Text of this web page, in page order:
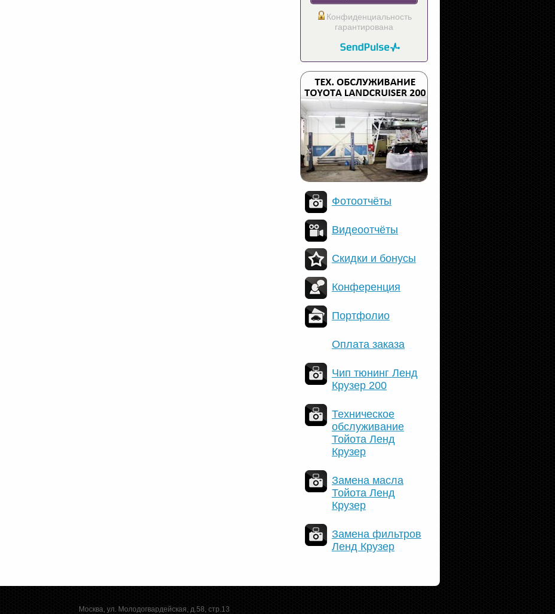
Конфиденциальность
гарантирована
Фотоотчёты
Видеоотчёты
Скидки и бонусы
Конференция
Портфолио
Оплата заказа
Чип тюнинг Ленд
Крузер 200
Техническое
обслуживание
Тойота Ленд
Крузер
Замена масла
Тойота Ленд
Крузер
Замена фильтров
Ленд Крузер
Москва, ул. Молодогвардейская, д.58, стр.13